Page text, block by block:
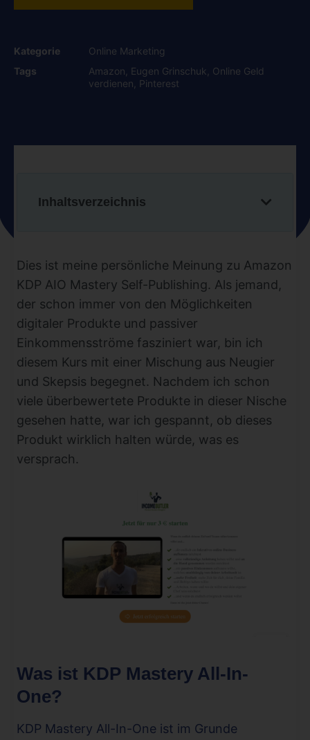
Kategorie
Online Marketing
Tags
Amazon Eugen Grinschuk
Online Geld
verdienen Pinterest
Inhaltsverzeichnis
Dies ist meine persönliche Meinung zu Amazon
KDP AIO Mastery Self-Publishing. Als jemand,
der schon immer von den Möglichkeiten
digitaler Produkte und passiver
Einkommensströme fasziniert war, bin ich
diesem Kurs mit einer Mischung aus Neugier
und Skepsis begegnet. Nachdem ich schon
viele überbewertete Produkte in dieser Nische
gesehen hatte, war ich gespannt, ob dieses
Produkt wirklich halten würde, was es
versprach.
Was ist KDP Mastery All-In-
One?
KDP Mastery All-In-One ist im Grunde